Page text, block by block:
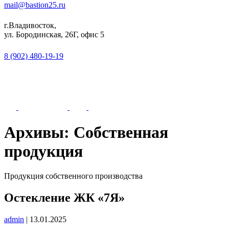
mail@bastion25.ru
г.Владивосток,
ул. Бородинская, 26Г, офис 5
8 (902) 480-19-19
Архивы: Собственная
продукция
Продукция собственного производства
Остекление ЖК «7Я»
admin | 13.01.2025